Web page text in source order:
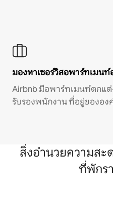
มองหาเซอร์วิสอพาร์ทเมนท์
Airbnb มีอพาร์ทเมนท์ตกแต่
รับรองพนักงาน ที่อยู่ขององ
สิ่งอำนวยความส
ที่พักร